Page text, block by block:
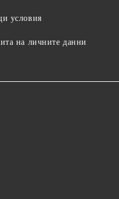
условия
на личните данни